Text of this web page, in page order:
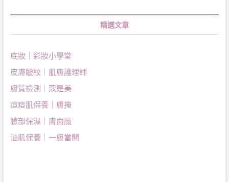
精選文章
底妝｜彩妝小學堂
皮膚皺紋｜肌膚護理師
膚質檢測｜蔻是美
痘痘肌保養｜膚掩
臉部保濕｜膚面魔
油肌保養｜一膚當關